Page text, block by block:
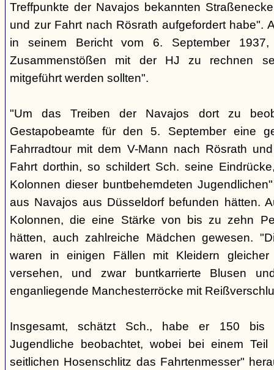
Treffpunkte der Navajos bekannten
und zur Fahrt nach Rösrath aufgefordert habe".
in seinem Bericht vom 6. September
Zusammenstößen mit der HJ zu rechnen
mitgeführt werden sollten".
"Um das Treiben der Navajos dort zu
Gestapobeamte für den 5. September eine
Fahrradtour mit dem V-Mann nach Rösrath
Fahrt dorthin, so schildert Sch. seine
Kolonnen dieser buntbehemdeten
aus Navajos aus Düsseldorf befunden hätten.
Kolonnen, die eine Stärke von bis zu zehn
hätten, auch zahlreiche Mädchen gewesen.
waren in einigen Fällen mit Kleidern
versehen, und zwar buntkarrierte Blusen
enganliegende Manchesterröcke mit
Insgesamt, schätzt Sch., habe er 150 bis
Jugendliche beobachtet, wobei bei einem
seitlichen Hosenschlitz das Fahrtenmesser"